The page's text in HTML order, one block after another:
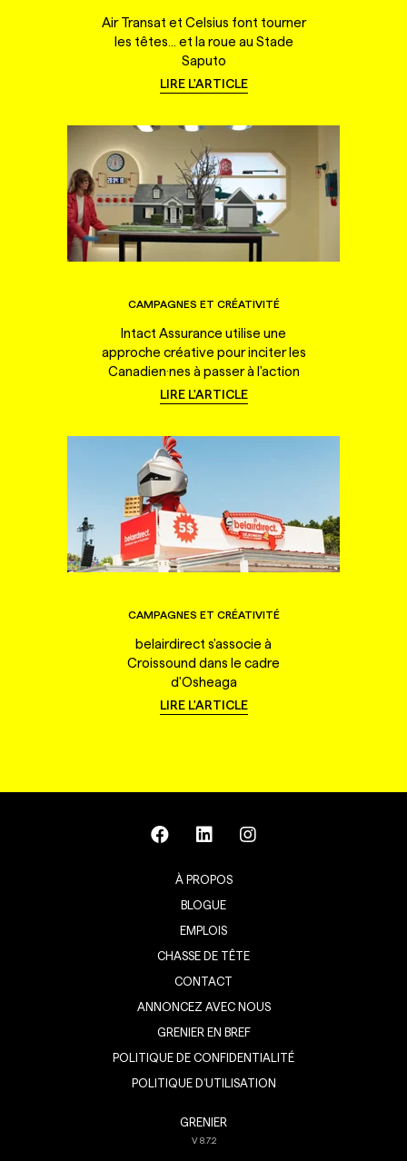
Air Transat et Celsius font tourner
les têtes... et la roue au Stade
Saputo
LIRE L'ARTICLE
CAMPAGNES ET CRÉATIVITÉ
Intact Assurance utilise une
approche créative pour inciter les
Canadien·nes à passer à l'action
LIRE L'ARTICLE
CAMPAGNES ET CRÉATIVITÉ
belairdirect s'associe à
Croissound dans le cadre
d'Osheaga
LIRE L'ARTICLE
À PROPOS
BLOGUE
EMPLOIS
CHASSE DE TÊTE
CONTACT
ANNONCEZ AVEC NOUS
GRENIER EN BREF
POLITIQUE DE CONFIDENTIALITÉ
POLITIQUE D’UTILISATION
GRENIER
V8.7.2